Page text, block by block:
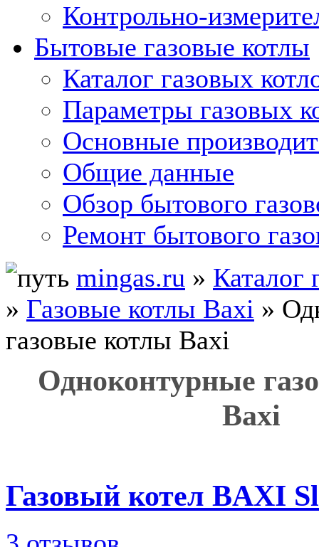
Контрольно-
Бытовые газовые котлы
Каталог газовых
Параметры газовых
Основные
Общие данные
Обзор бытового
Ремонт бытового
mingas.ru » Каталог
» Газовые котлы Baxi »
газовые котлы Baxi
Одноконтурные
Baxi
Газовый котел BAXI